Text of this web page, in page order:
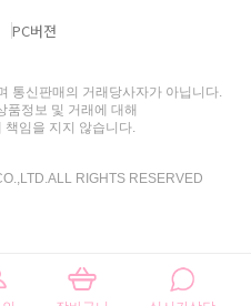
PC버젼
통신판매의 거래당사자가 아닙니다.
품정보 및 거래에 대해
임을 지지 않습니다.
RIGHTS RESERVED